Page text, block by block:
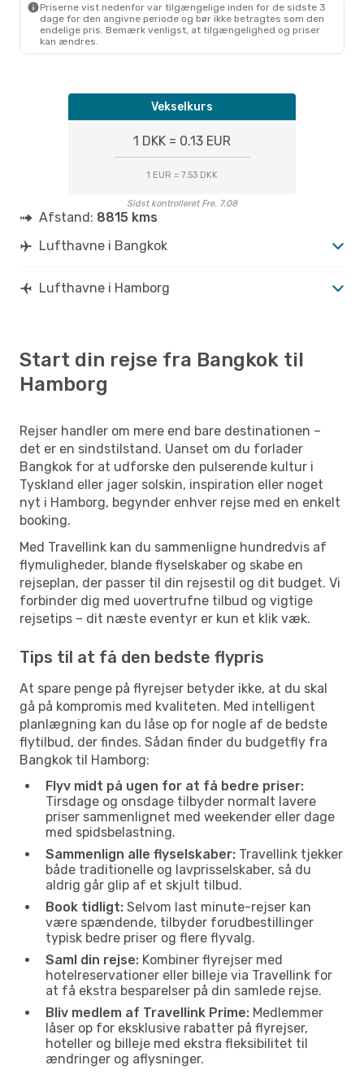
Priserne vist nedenfor var tilgængelige inden for de sidste 3
dage for den angivne periode og bør ikke betragtes som den
endelige pris. Bemærk venligst, at tilgængelighed og priser
kan ændres.
Vekselkurs
1 DKK = 0.13 EUR
1 EUR = 7.53 DKK
Sidst kontrolleret Fre. 7.08
Afstand: 8815 kms
Lufthavne i Bangkok
Lufthavne i Hamborg
Start din rejse fra Bangkok til
Hamborg
Rejser handler om mere end bare destinationen –
det er en sindstilstand. Uanset om du forlader
Bangkok for at udforske den pulserende kultur i
Tyskland eller jager solskin, inspiration eller noget
nyt i Hamborg, begynder enhver rejse med en enkelt
booking.
Med Travellink kan du sammenligne hundredvis af
flymuligheder, blande flyselskaber og skabe en
rejseplan, der passer til din rejsestil og dit budget. Vi
forbinder dig med uovertrufne tilbud og vigtige
rejsetips – dit næste eventyr er kun et klik væk.
Tips til at få den bedste flypris
At spare penge på flyrejser betyder ikke, at du skal
gå på kompromis med kvaliteten. Med intelligent
planlægning kan du låse op for nogle af de bedste
flytilbud, der findes. Sådan finder du budgetfly fra
Bangkok til Hamborg:
Flyv midt på ugen for at få bedre priser:
Tirsdage og onsdage tilbyder normalt lavere
priser sammenlignet med weekender eller dage
med spidsbelastning.
Sammenlign alle flyselskaber: Travellink tjekker
både traditionelle og lavprisselskaber, så du
aldrig går glip af et skjult tilbud.
Book tidligt: Selvom last minute-rejser kan
være spændende, tilbyder forudbestillinger
typisk bedre priser og flere flyvalg.
Saml din rejse: Kombiner flyrejser med
hotelreservationer eller billeje via Travellink for
at få ekstra besparelser på din samlede rejse.
Bliv medlem af Travellink Prime: Medlemmer
låser op for eksklusive rabatter på flyrejser,
hoteller og billeje med ekstra fleksibilitet til
ændringer og aflysninger.